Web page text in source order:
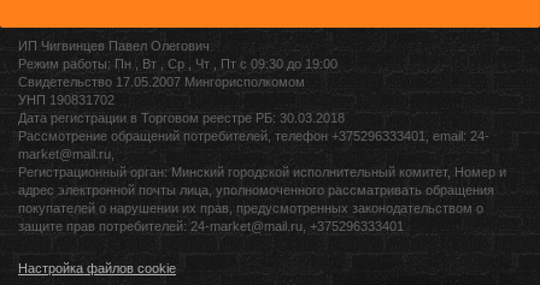
ИП Чигвинцев Павел Олегович
Режим работы: Пн , Вт , Ср , Чт , Пт c 09:30 до 19:00
Свидетельство 17.05.2007 Мингорисполкомом
УНП 190831702
Дата регистрации в Торговом реестре РБ: 30.03.2018
Рассмотрение обращений потребителей, телефон +375296333401, email: 24-
market@mail.ru,
Регистрационный орган: Минский городской исполнительный комитет, Номер и
адрес электронной почты лица, уполномоченного рассматривать обращения
покупателей о нарушении их прав, предусмотренных законодательством о
защите прав потребителей: 24-market@mail.ru, +375296333401
Настройка файлов cookie